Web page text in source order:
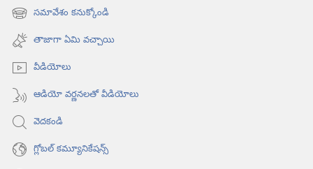
విండో
ఓపెన్‌
అవుతుంది)
సమావేశం కనుక్కోండి
(కొత్త
విండో
ఓపెన్‌
అవుతుంది)
తాజాగా ఏమి వచ్చాయి
వీడియోలు
ఆడియో వర్ణనలతో వీడియోలు
వెదకండి
గ్లోబల్‌ కమ్యూనికేషన్స్‌